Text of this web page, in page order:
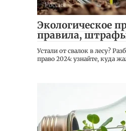
Россия
Экологическое
правила,
Устали от свалок в лесу?
право 2024: узнайте, куда